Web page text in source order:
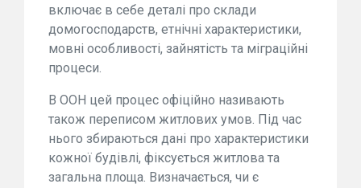
включає в себе деталі про склади
домогосподарств, етнічні характеристики,
мовні особливості, зайнятість та міграційні
процеси.
В ООН цей процес офіційно називають
також переписом житлових умов. Під час
нього збираються дані про характеристики
кожної будівлі, фіксується житлова та
загальна площа. Визначається, чи є